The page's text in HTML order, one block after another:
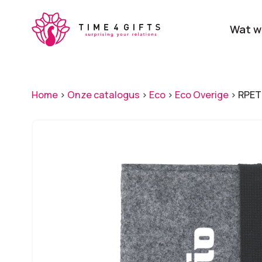
Wat
Laat je door ons
verrassen
Home > Onze catalogus > Eco > Eco Overige >